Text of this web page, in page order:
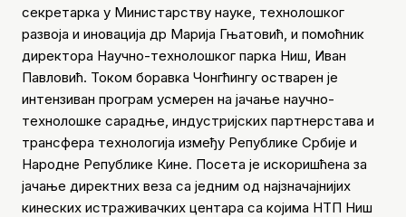
секретарка у Министарству науке, технолошког
развоја и иновација др Марија Гњатовић, и помоћник
директора Научно-технолошког парка Ниш, Иван
Павловић. Током боравка Чонгћингу остварен је
интензиван програм усмерен на јачање научно-
технолошке сарадње, индустријских партнерстава и
трансфера технологија између Републике Србије и
Народне Републике Кине. Посета је искоришћена за
јачање директних веза са једним од најзначајнијих
кинеских истраживачких центара са којима НТП Ниш